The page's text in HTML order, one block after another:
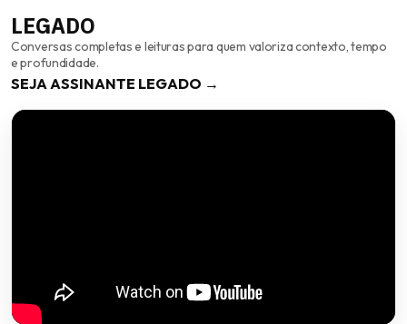
LEGADO
Conversas completas e leituras para quem valoriza contexto, tempo
e profundidade.
SEJA ASSINANTE LEGADO →